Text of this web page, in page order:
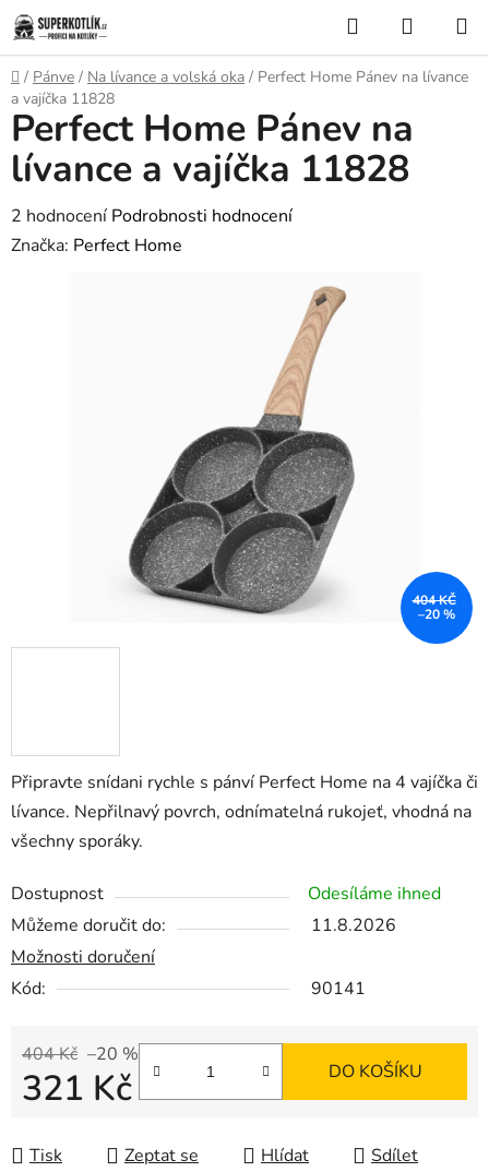
Přejít
na
obsah
Hledat
KOŠÍK
Domů
/ Pánve / Na lívance a volská oka / Perfect Home Pánev na lívance
a vajíčka 11828
Připravte snídani rychle s pánví Perfect Home na 4 vajíčka či
lívance. Nepřilnavý povrch, odnímatelná rukojeť, vhodná na
všechny sporáky.
Dostupnost
Odesíláme ihned
Můžeme doručit do:
11.8.2026
Možnosti doručení
Kód:
90141
404 Kč –20 %
321 Kč DO KOŠÍKU
Tisk Zeptat se Hlídat Sdílet
Perfect Home Pánev na
lívance a vajíčka 11828
Průměrné
hodnocení
2 hodnocení Podrobnosti hodnocení
Značka: Perfect Home
404 KČ
–20 %